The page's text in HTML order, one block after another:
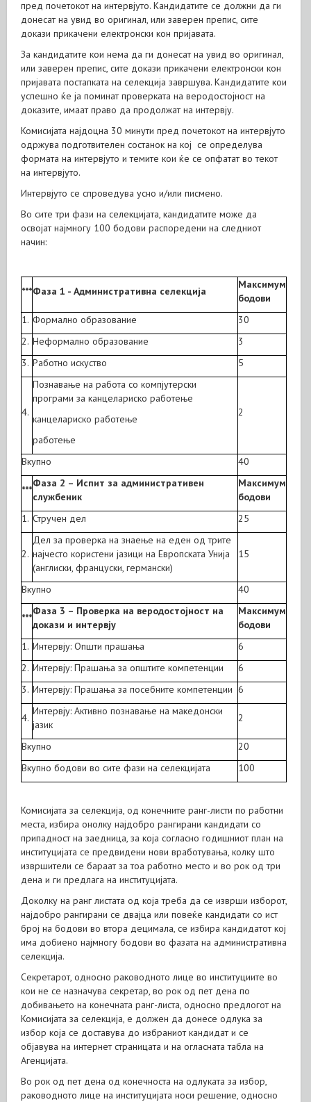
пред почетокот на интервјуто. Кандидатите се должни да ги
донесат на увид во оригинал, или заверен препис, сите
докази прикачени електронски кон пријавата.
За кандидатите кои нема да ги донесат на увид во оригинал,
или заверен препис, сите докази прикачени електронски кон
пријавата постапката на селекција завршува. Кандидатите кои
успешно ќе ја поминат проверката на веродостојност на
доказите, имаат право да продолжат на интервју.
Комисијата најдоцна 30 минути пред почетокот на интервјуто
одржува подготвителен состанок на кој се определува
формата на интервјуто и темите кои ќе се опфатат во текот
на интервјуто.
Интервјуто се спроведува усно и/или писмено.
Во сите три фази на селекцијата, кандидатите може да
освојат најмногу 100 бодови распоредени на следниот
начин:
***Фаза 1 - Административна селекција
Максимум
бодови
1. Формално образование
30
2. Неформално образование
3
3. Работно искуство 5
4.
Познавање на работа со компјутерски
програми за канцелариско работење
канцелариско работење
работење
2
Вкупно 40
***
Фаза 2 – Испит за административен
службеник
Максимум
бодови
1. Стручен дел 25
2.
Дел за проверка на знаење на еден од трите
најчесто користени јазици на Европската Унија
(англиски, француски, германски)
15
Вкупно 40
***
Фаза 3 – Проверка на веродостојност на
докази и интервју
Максимум
бодови
1. Интервју: Општи прашања
6
2. Интервју: Прашања за општите компетенции
6
3. Интервју: Прашања за посебните компетенции 6
4.
Интервју: Активно познавање на македонски
јазик
2
Вкупно
20
Вкупно бодови во сите фази на селекцијата
100
Комисијата за селекција, од конечните ранг-листи по работни
места, избира онолку најдобро рангирани кандидати со
припадност на заедница, за која согласно годишниот план на
институцијата се предвидени нови вработувања, колку што
извршители се бараат за тоа работно место и во рок од три
дена и ги предлага на институцијата.
Доколку на ранг листата од која треба да се изврши изборот,
најдобро рангирани се двајца или повеќе кандидати со ист
број на бодови во втора децимала, се избира кандидатот кој
има добиено најмногу бодови во фазата на административна
селекција.
Секретарот, односно раководното лице во институциите во
кои не се назначува секретар, во рок од пет дена по
добивањето на конечната ранг-листа, односно предлогот на
Комисијата за селекција, е должен да донесе одлука за
избор која се доставува до избраниот кандидат и се
објавува на интернет страницата и на огласната табла на
Агенцијата.
Во рок од пет дена од конечноста на одлуката за избор,
раководното лице на институцијата носи решение, односно